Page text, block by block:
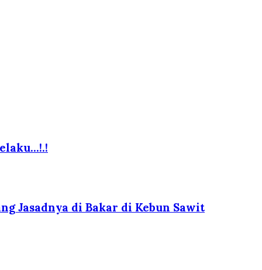
Jasadnya di Bakar di Kebun Sawit